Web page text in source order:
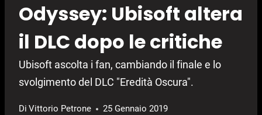
Odyssey: Ubisoft altera
il DLC dopo le critiche
Ubisoft ascolta i fan, cambiando il finale e lo
svolgimento del DLC "Eredità Oscura".
Di Vittorio Petrone 25 Gennaio 2019